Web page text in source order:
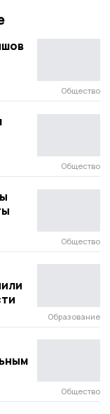
Общество
Общество
Общество
Образование
Общество